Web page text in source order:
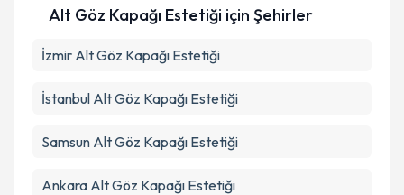
Kişisel verilerimin işlenmesine ilişkinAydınlatma
'ni okudum ve kişisel verilerimin belirtilen
Takvim Talebini Gönder
Alt Göz Kapağı Estetiği için Şehirler
İzmir Alt Göz Kapağı Estetiği
İstanbul Alt Göz Kapağı Estetiği
Samsun Alt Göz Kapağı Estetiği
Ankara Alt Göz Kapağı Estetiği